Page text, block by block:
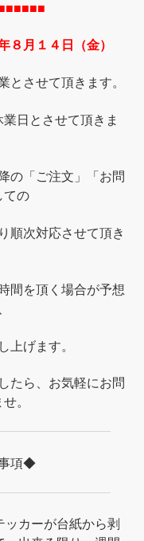
８月１４日（金）
とさせて頂きます。
日とさせて頂きま
の「ご注文」「お問
ての
順次対応させて頂き
間を頂く場合が予想
上げます。
たら、お気軽にお問
。
項◆
カーが台紙から剥